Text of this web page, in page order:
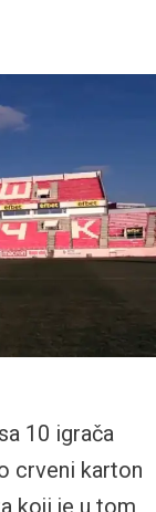
10 igrača
crveni karton
koji je u tom